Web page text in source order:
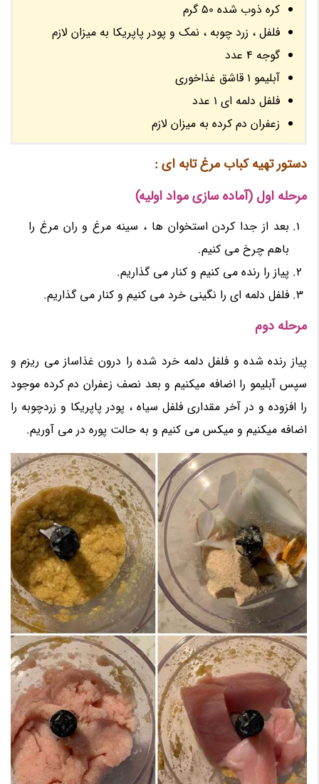
کره ذوب شده 50 گرم
فلفل ، زرد چوبه ، نمک و پودر پاپریکا به میزان لازم
گوجه 4 عدد
آبلیمو 1 قاشق غذاخوری
فلفل دلمه ای 1 عدد
زعفران دم کرده به میزان لازم
دستور تهیه کباب مرغ تابه ای :
مرحله اول (آماده سازی مواد اولیه)
بعد از جدا کردن استخوان ها ، سینه مرغ و ران مرغ را
باهم چرخ می کنیم.
پیاز را رنده می کنیم و کنار می گذاریم.
فلفل دلمه ای را نگینی خرد می کنیم و کنار می گذاریم.
مرحله دوم
پیاز رنده شده و فلفل دلمه خرد شده را درون غذاساز می ریزم و
سپس آبلیمو را اضافه میکنیم و بعد نصف زعفران دم کرده موجود
را افزوده و در آخر مقداری فلفل سیاه ، پودر پاپریکا و زردچوبه را
اضافه میکنیم و میکس می کنیم و به حالت پوره در می آوریم.